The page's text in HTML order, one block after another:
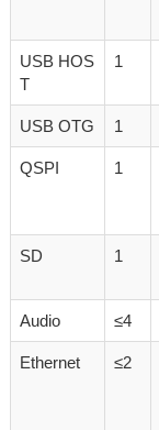
USB HOS
T
1
USB OTG 1
QSPI 1
SD 1
Audio ≤4
Ethernet ≤2